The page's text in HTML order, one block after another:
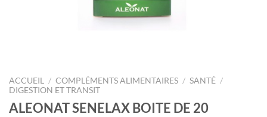
ACCUEIL / COMPLÉMENTS ALIMENTAIRES / SANTÉ /
DIGESTION ET TRANSIT
ALEONAT SENELAX BOITE DE 20